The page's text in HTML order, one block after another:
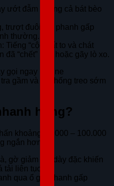
ướt đẫm xuống cả bát bèo
trượt đuôi khi phanh gấp
thường.
“cộc” rất to và chát
đã “chết” hẳn hoặc gãy lò xo.
gọi ngay hotline
gầm và hệ thống treo sớm
hỏng?
khoảng 80.000 – 100.000
ngắn hơn do:
gờ giảm tốc dày đặc khiến
tải liên tục.
qua ổ gà, phanh gấp